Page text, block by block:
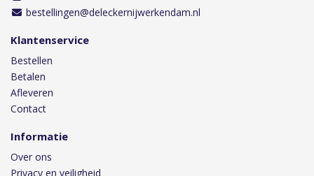
bestellingen@deleckernijwerkendam.nl
Klantenservice
Bestellen
Betalen
Afleveren
Contact
Informatie
Over ons
Privacy en veiligheid